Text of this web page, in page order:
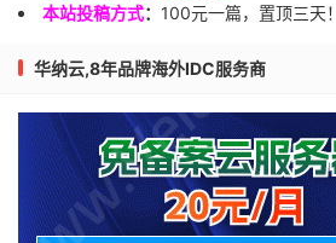
本站投稿方式： 100元一篇，置顶三天！
华纳云,8年品牌海外IDC服务商